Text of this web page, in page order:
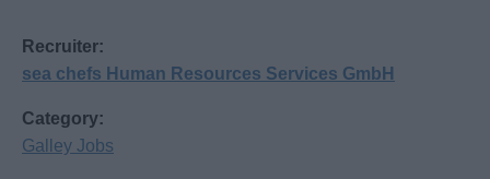
Recruiter:
sea chefs Human Resources Services GmbH
Category:
Galley Jobs